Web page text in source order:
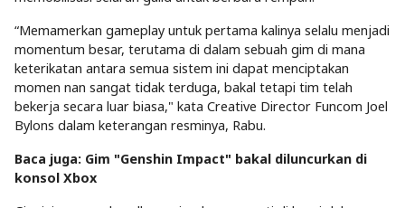
“Memamerkan gameplay untuk pertama kalinya selalu menjadi
momentum besar, terutama di dalam sebuah gim di mana
keterikatan antara semua sistem ini dapat menciptakan
momen nan sangat tidak terduga, bakal tetapi tim telah
bekerja secara luar biasa," kata Creative Director Funcom Joel
Bylons dalam keterangan resminya, Rabu.
Baca juga: Gim "Genshin Impact" bakal diluncurkan di
konsol Xbox